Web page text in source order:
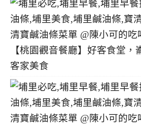
【桃園觀音餐廳】好客食堂，
客家美食